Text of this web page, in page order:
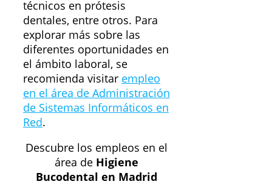
técnicos en prótesis
dentales, entre otros. Para
explorar más sobre las
diferentes oportunidades en
el ámbito laboral, se
recomienda visitar empleo
en el área de Administración
de Sistemas Informáticos en
Red.
Descubre los empleos en el
área de Higiene
Bucodental en Madrid